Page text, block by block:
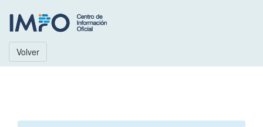
Volver